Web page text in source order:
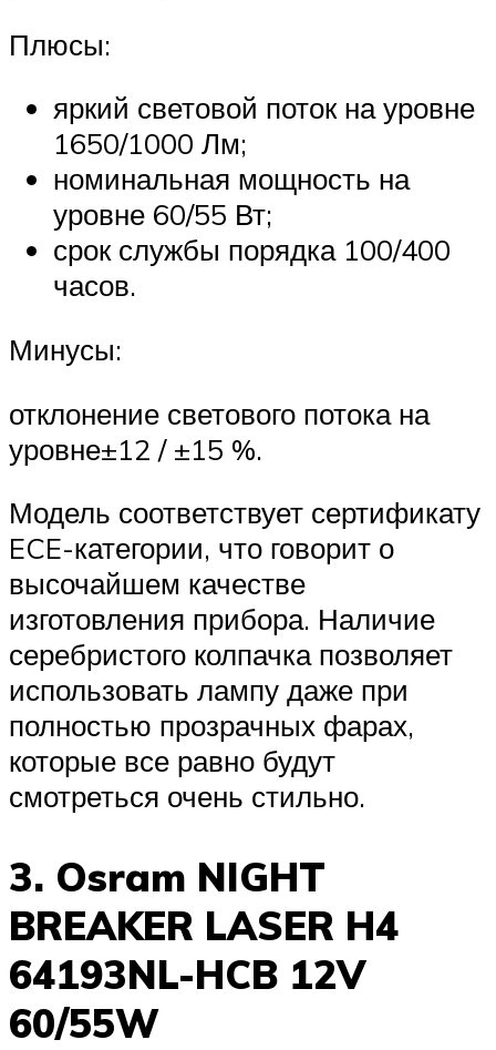
Плюсы:
яркий световой поток на уровне
1650/1000 Лм;
номинальная мощность на
уровне 60/55 Вт;
срок службы порядка 100/400
часов.
Минусы:
отклонение светового потока на
уровне±12 / ±15 %.
Модель соответствует сертификату
ECE-категории, что говорит о
высочайшем качестве
изготовления прибора. Наличие
серебристого колпачка позволяет
использовать лампу даже при
полностью прозрачных фарах,
которые все равно будут
смотреться очень стильно.
3. Osram NIGHT
BREAKER LASER H4
64193NL-HCB 12V
60/55W